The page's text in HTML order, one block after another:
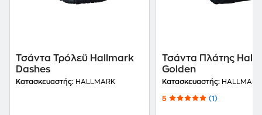
Τσάντα Τρόλεϋ Hallmark
Dashes
Κατασκευαστής: HALLMARK
Τσάντα Πλάτης
Golden
Κατασκευαστής: HALLMARK
5 (1)